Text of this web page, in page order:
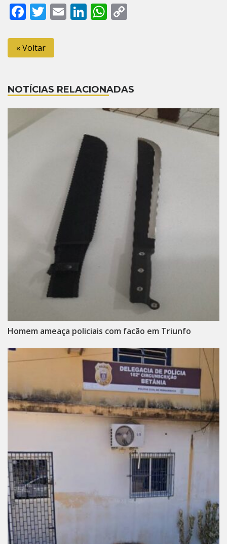
Facebook
Twitter
EmailLinkedIn
WhatsApp
« Voltar
NOTÍCIAS RELACIONADAS
Homem ameaça policiais com facão em Triunfo